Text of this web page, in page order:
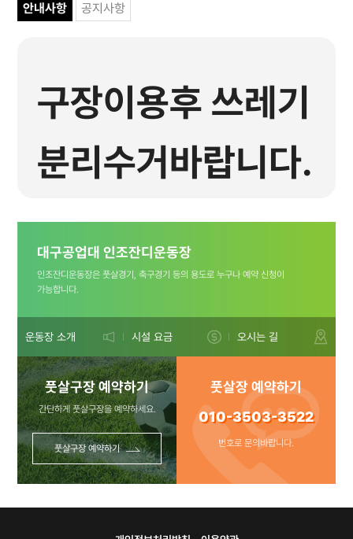
안내사항 공지사항
구장이용후 쓰레기
분리수거바랍니다.
(플라스틱은
비워주세요 ㅠㅠ)
문의사항:010-
3503-3522
대구공업대 인조잔디운동장
인조잔디운동장은 풋살경기, 축구경기 등의 용도로 누구나 예약 신청이
가능합니다.
운동장 소개 시설 요금 오시는 길
풋살구장 예약하기
간단하게 풋살구장을 예약하세요.
풋살구장 예약하기
풋살장 예약하기
010-3503-3522
번호로 문의바랍니다.